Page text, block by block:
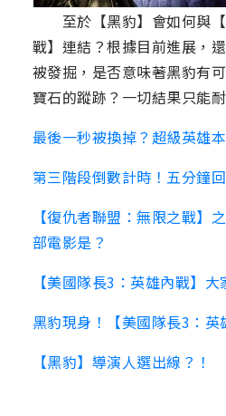
至於【黑豹】會如何與【
戰】連結？根據目前進展，
被發掘，是否意味著黑豹有
寶石的蹤跡？一切結果只能
最後一秒被換掉？超級英雄
第三階段倒數計時！五分鐘
【復仇者聯盟：無限之戰】
部電影是？
【美國隊長3：英雄內戰】
黑豹現身！【美國隊長3：
【黑豹】導演人選出線？！